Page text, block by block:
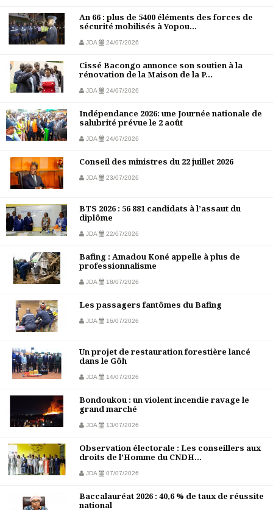
An 66 : plus de 5400 éléments des forces de
sécurité mobilisés à Yopou...
JDA 24/07/2026
Cissé Bacongo annonce son soutien à la
rénovation de la Maison de la P...
JDA 24/07/2026
Indépendance 2026: une Journée nationale de
salubrité prévue le 2 août
JDA 24/07/2026
Conseil des ministres du 22 juillet 2026
JDA 23/07/2026
BTS 2026 : 56 881 candidats à l’assaut du
diplôme
JDA 22/07/2026
Bafing : Amadou Koné appelle à plus de
professionnalisme
JDA 18/07/2026
Les passagers fantômes du Bafing
JDA 16/07/2026
Un projet de restauration forestière lancé
dans le Gôh
JDA 14/07/2026
Bondoukou : un violent incendie ravage le
grand marché
JDA 13/07/2026
Observation électorale : Les conseillers aux
droits de l’Homme du CNDH...
JDA 07/07/2026
Baccalauréat 2026 : 40,6 % de taux de réussite
national